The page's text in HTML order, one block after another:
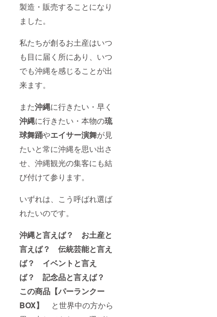
製造・販売することになり
ました。
私たちが創るお土産はいつ
も目に届く所にあり、いつ
でも沖縄を感じることが出
来ます。
また沖縄に行きたい・早く
沖縄に行きたい・本物の琉
球舞踊やエイサー演舞が見
たいと常に沖縄を思い出さ
せ、沖縄観光の集客にも結
び付けて参ります。
いずれは、こう呼ばれ選ば
れたいのです。
沖縄と言えば？ お土産と
言えば？ 伝統芸能と言え
ば？ イベントと言え
ば？ 記念品と言えば？
この商品【パーランクー
BOX】
と世界中の方から